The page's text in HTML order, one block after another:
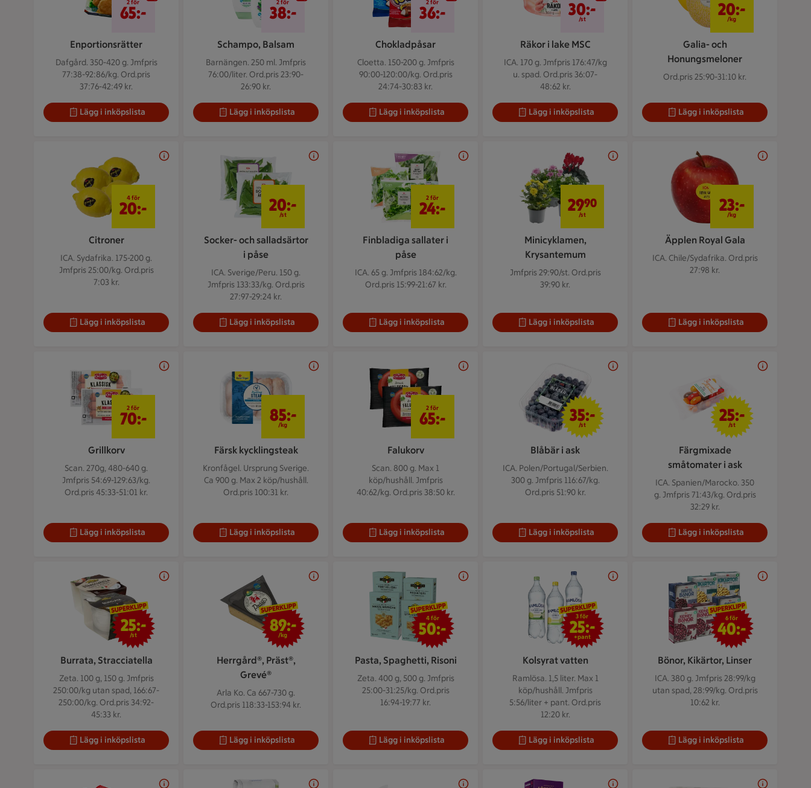
Enportionsrätter
Dafgård. 350-420 g. Jmfpris
77:38-92:86/kg. Ord.pris
37:76-42:49 kr.
2 för
65:-
Lägg i inköpslista
Schampo, Balsam
Barnängen. 250 ml. Jmfpris
76:00/liter. Ord.pris 23:90-
26:90 kr.
2 för
38:-
Lägg i inköpslista
Chokladpåsar
Cloetta. 150-200 g. Jmfpris
90:00-120:00/kg. Ord.pris
24:74-30:83 kr.
2 för
36:-
Lägg i inköpslista
Räkor i lake MSC
ICA. 170 g. Jmfpris 176:47/kg
u. spad. Ord.pris 36:07-
48:62 kr.
30:-
/st
Lägg i inköpslista
Galia- och
Honungsmeloner
Ord.pris 25:90-31:10 kr.
20:-
/kg
Lägg i inköpslista
Citroner
ICA. Sydafrika. 175-200 g.
Jmfpris 25:00/kg. Ord.pris
7:03 kr.
4 för
20:-
Lägg i inköpslista
Socker- och salladsärtor
i påse
ICA. Sverige/Peru. 150 g.
Jmfpris 133:33/kg. Ord.pris
27:97-29:24 kr.
20:-
/st
Lägg i inköpslista
Finbladiga sallater i
påse
ICA. 65 g. Jmfpris 184:62/kg.
Ord.pris 15:99-21:67 kr.
2 för
24:-
Lägg i inköpslista
Minicyklamen,
Krysantemum
Jmfpris 29:90/st. Ord.pris
39:90 kr.
2990
/st
Lägg i inköpslista
Äpplen Royal Gala
ICA. Chile/Sydafrika. Ord.pris
27:98 kr.
23:-
/kg
Lägg i inköpslista
Grillkorv
Scan. 270g, 480-640 g.
Jmfpris 54:69-129:63/kg.
Ord.pris 45:33-51:01 kr.
2 för
70:-
Lägg i inköpslista
Färsk kycklingsteak
Kronfågel. Ursprung Sverige.
Ca 900 g. Max 2 köp/hushåll.
Ord.pris 100:31 kr.
85:-
/kg
Lägg i inköpslista
Falukorv
Scan. 800 g. Max 1
köp/hushåll. Jmfpris
40:62/kg. Ord.pris 38:50 kr.
2 för
65:-
Lägg i inköpslista
Blåbär i ask
ICA. Polen/Portugal/Serbien.
300 g. Jmfpris 116:67/kg.
Ord.pris 51:90 kr.
35 kr/st
35:-
/st
Lägg i inköpslista
Färgmixade
småtomater i ask
ICA. Spanien/Marocko. 350
g. Jmfpris 71:43/kg. Ord.pris
32:29 kr.
25 kr/st
25:-
/st
Lägg i inköpslista
Burrata, Stracciatella
Zeta. 100 g, 150 g. Jmfpris
250:00/kg utan spad, 166:67-
250:00/kg. Ord.pris 34:92-
45:33 kr.
25 kr/st
25:-
/st
Lägg i inköpslista
Herrgård®, Präst®,
Grevé®
Arla Ko. Ca 667-730 g.
Ord.pris 118:33-153:94 kr.
89 kr/kg
89:-
/kg
Lägg i inköpslista
Pasta, Spaghetti, Risoni
Zeta. 400 g, 500 g. Jmfpris
25:00-31:25/kg. Ord.pris
16:94-19:77 kr.
4 för 50 kr
4 för
50:-
Lägg i inköpslista
Kolsyrat vatten
Ramlösa. 1,5 liter. Max 1
köp/hushåll. Jmfpris
5:56/liter + pant. Ord.pris
12:20 kr.
3 för 25 kr
3 för
25:-
+pant
Lägg i inköpslista
Bönor, Kikärtor, Linser
ICA. 380 g. Jmfpris 28:99/kg
utan spad, 28:99/kg. Ord.pris
10:62 kr.
6 för 40 kr
6 för
40:-
Lägg i inköpslista